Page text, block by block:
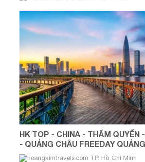
HK TOP - CHINA - THẨM QUYẾN
- QUẢNG CHÂU FREEDAY
NGÀY 4 ĐÊM
TP. Hồ Chí Minh